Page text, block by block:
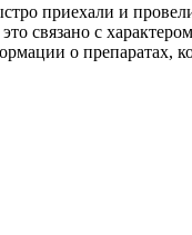
приехали и
связано с
о